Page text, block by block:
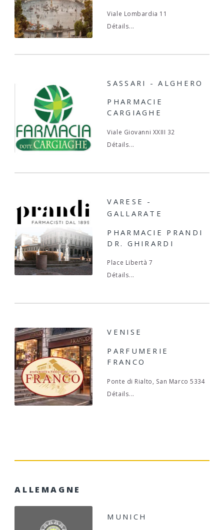
Viale Lombardia 11
Détails...
SASSARI - ALGHERO
PHARMACIE
CARGIAGHE
Viale Giovanni XXIII 32
Détails...
VARESE -
GALLARATE
PHARMACIE PRANDI
DR. GHIRARDI
Place Libertà 7
Détails...
VENISE
PARFUMERIE
FRANCO
Ponte di Rialto, San Marco 5334
Détails...
ALLEMAGNE
MUNICH